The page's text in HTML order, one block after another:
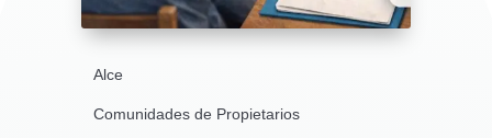
Alce
Comunidades de Propietarios